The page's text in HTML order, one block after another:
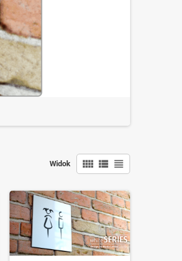
Widok view_comfy view_list view_headline